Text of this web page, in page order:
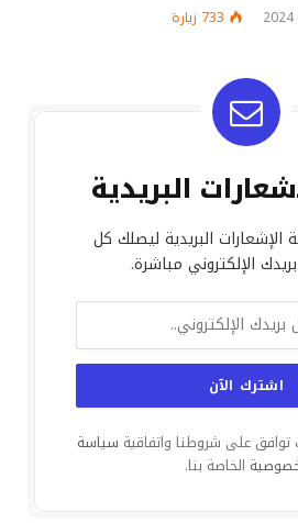
733 زيارة
البريدية
البريدية ليصلك كل
الإلكتروني مباشرة.
توافق على شروطنا واتفاقية سياسة
الخاصة بنا.